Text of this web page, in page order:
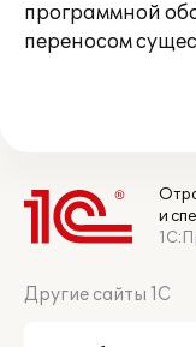
программной
переносом
и
Другие сайты 1С